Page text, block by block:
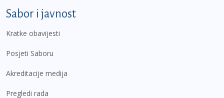
Sabor i javnost
Kratke obavijesti
Posjeti Saboru
Akreditacije medija
Pregledi rada